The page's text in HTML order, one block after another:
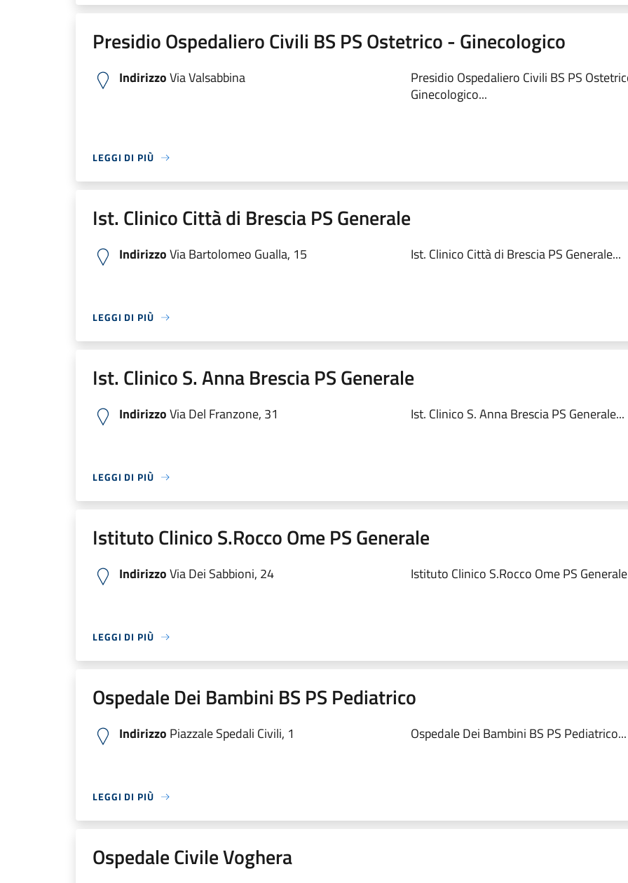
Presidio Ospedaliero Civili BS PS Ostetrico - Ginecologico
IndirizzoVia Valsabbina
Presidio Ospedaliero Civili BS PS
Ginecologico...
LEGGI DI PIÙ
Ist. Clinico Città di Brescia PS Generale
IndirizzoVia Bartolomeo Gualla, 15 Ist. Clinico Città di Brescia PS Generale...
LEGGI DI PIÙ
Ist. Clinico S. Anna Brescia PS Generale
IndirizzoVia Del Franzone, 31 Ist. Clinico S. Anna Brescia PS Generale...
LEGGI DI PIÙ
Istituto Clinico S.Rocco Ome PS Generale
IndirizzoVia Dei Sabbioni, 24 Istituto Clinico S.Rocco Ome PS
LEGGI DI PIÙ
Ospedale Dei Bambini BS PS Pediatrico
Indirizzo Piazzale Spedali Civili, 1 Ospedale Dei Bambini BS PS Pediatrico...
LEGGI DI PIÙ
Ospedale Civile Voghera